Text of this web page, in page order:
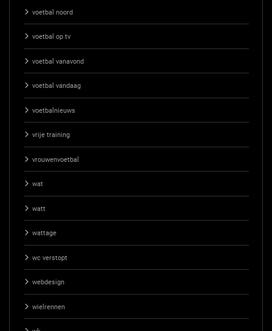
voetbal noord
voetbal op tv
voetbal vanavond
voetbal vandaag
voetbalnieuws
vrije training
vrouwenvoetbal
wat
watt
wattage
wc verstopt
webdesign
wielrennen